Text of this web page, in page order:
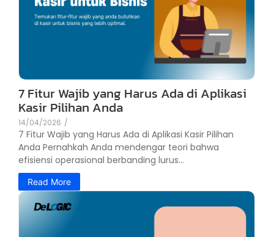
7 Fitur Wajib yang Harus Ada di Aplikasi
Kasir Pilihan Anda
14/04/2026 /
7 Fitur Wajib yang Harus Ada di Aplikasi Kasir Pilihan
Anda Pernahkah Anda mendengar teori bahwa
efisiensi operasional berbanding lurus...
Read More